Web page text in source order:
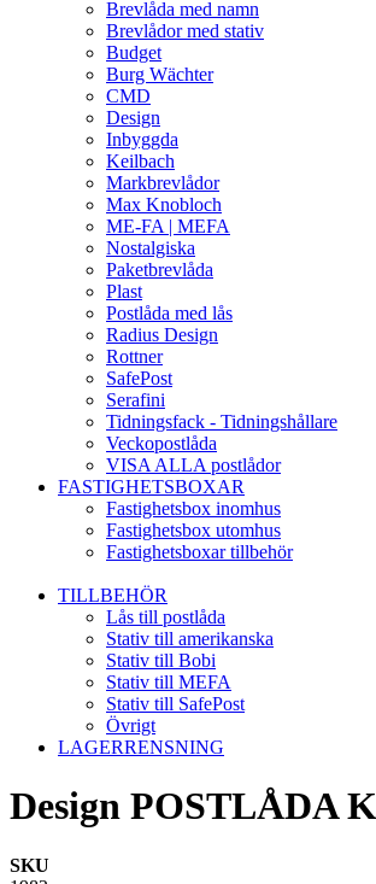
Brevlåda med namn
Brevlådor med stativ
Budget
Burg Wächter
CMD
Design
Inbyggda
Keilbach
Markbrevlådor
Max Knobloch
ME-FA | MEFA
Nostalgiska
Paketbrevlåda
Plast
Postlåda med lås
Radius Design
Rottner
SafePost
Serafini
Tidningsfack - Tidningshållare
Veckopostlåda
VISA ALLA postlådor
FASTIGHETSBOXAR
Fastighetsbox inomhus
Fastighetsbox utomhus
Fastighetsboxar tillbehör
TILLBEHÖR
Lås till postlåda
Stativ till amerikanska
Stativ till Bobi
Stativ till MEFA
Stativ till SafePost
Övrigt
LAGERRENSNING
Design POSTLÅDA
SKU